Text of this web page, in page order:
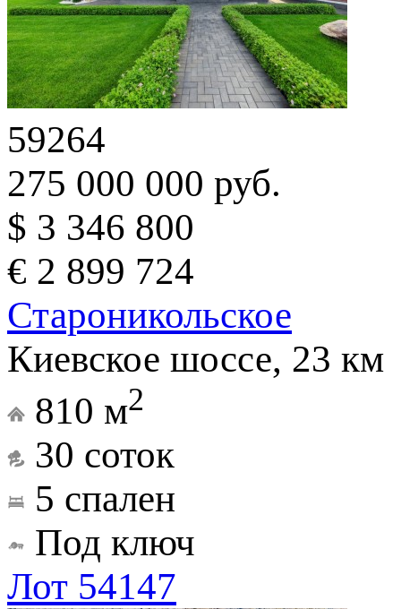
59264
275 000 000 руб.
$ 3 346 800
€ 2 899 724
Староникольское
Киевское шоссе, 23 км
810 м2
30 соток
5 спален
Под ключ
Лот 54147